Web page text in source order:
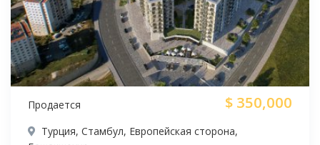
Продается $ 350,000
Турция, Стамбул, Европейская сторона,